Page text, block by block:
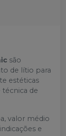
são
de lítio para
estéticas
de
valor médio
e